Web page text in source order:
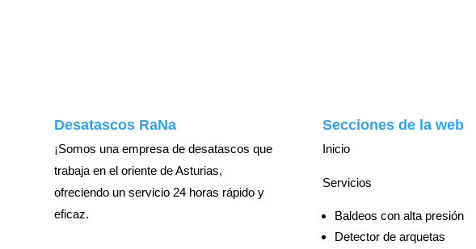
Desatascos RaNa
¡Somos una empresa de desatascos que
trabaja en el oriente de Asturias,
ofreciendo un servicio 24 horas rápido y
eficaz.
Secciones de la web
Inicio
Servicios
Baldeos con alta presión
Detector de arquetas